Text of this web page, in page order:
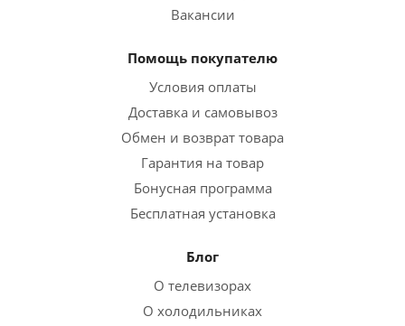
Вакансии
Помощь покупателю
Условия оплаты
Доставка и самовывоз
Обмен и возврат товара
Гарантия на товар
Бонусная программа
Бесплатная установка
Блог
О телевизорах
О холодильниках